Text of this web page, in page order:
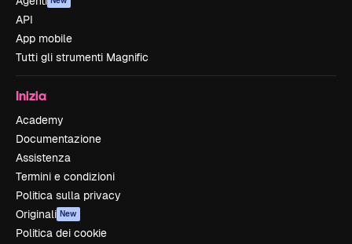
API
App mobile
Tutti gli strumenti Magnific
Inizia
Academy
Documentazione
Assistenza
Termini e condizioni
Politica sulla privacy
Originali New
Politica dei cookie